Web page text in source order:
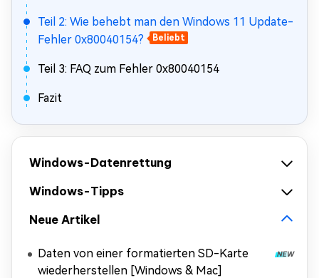
Teil 2: Wie behebt man den Windows 11 Update-
Fehler 0x80040154?
Beliebt
Teil 3: FAQ zum Fehler 0x80040154
Fazit
Windows-Datenrettung
Windows-Tipps
Neue Artikel
Daten von einer formatierten SD-Karte
wiederherstellen [Windows & Mac]